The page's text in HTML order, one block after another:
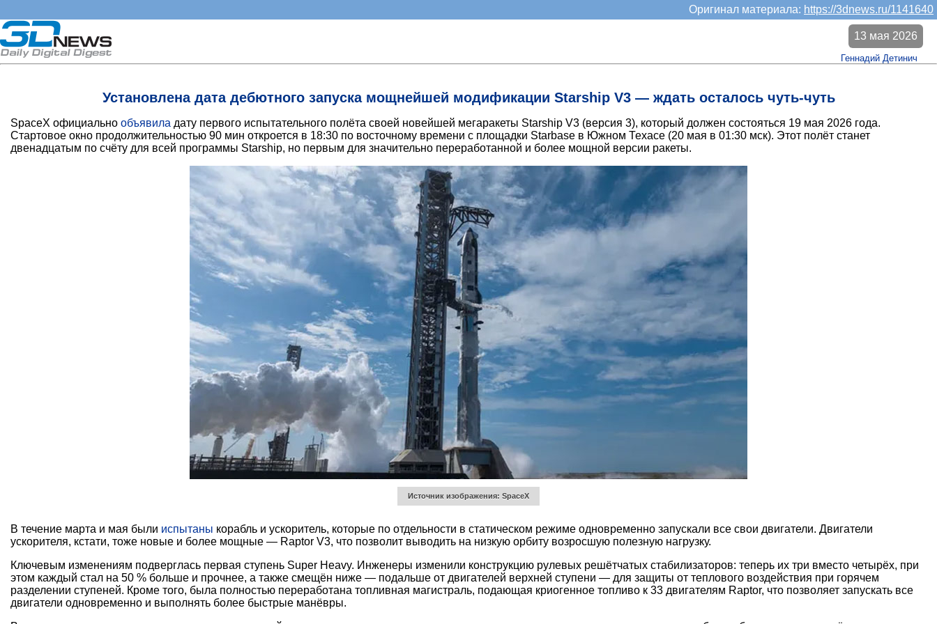
Оригинал материала: https://3dnews.ru/1141640
Установлена дата дебютного запуска мощнейшей модификации Starship V3 — ждать осталось чуть-чуть
13 мая 2026
Геннадий Детинич
SpaceX официально объявила дату первого испытательного полёта своей новейшей мегаракеты Starship V3 (версия 3), который должен состояться 19 мая 2026 года.
Стартовое окно продолжительностью 90 мин откроется в 18:30 по восточному времени с площадки Starbase в Южном Техасе (20 мая в 01:30 мск). Этот полёт станет
двенадцатым по счёту для всей программы Starship, но первым для значительно переработанной и более мощной версии ракеты.
Источник изображения: SpaceX
В течение марта и мая были испытаны корабль и ускоритель, которые по отдельности в статическом режиме одновременно запускали все свои двигатели. Двигатели
ускорителя, кстати, тоже новые и более мощные — Raptor V3, что позволит выводить на низкую орбиту возросшую полезную нагрузку.
Ключевым изменениям подверглась первая ступень Super Heavy. Инженеры изменили конструкцию рулевых решётчатых стабилизаторов: теперь их три вместо четырёх, при
этом каждый стал на 50 % больше и прочнее, а также смещён ниже — подальше от двигателей верхней ступени — для защиты от теплового воздействия при горячем
разделении ступеней. Кроме того, была полностью переработана топливная магистраль, подающая криогенное топливо к 33 двигателям Raptor, что позволяет запускать все
двигатели одновременно и выполнять более быстрые манёвры.